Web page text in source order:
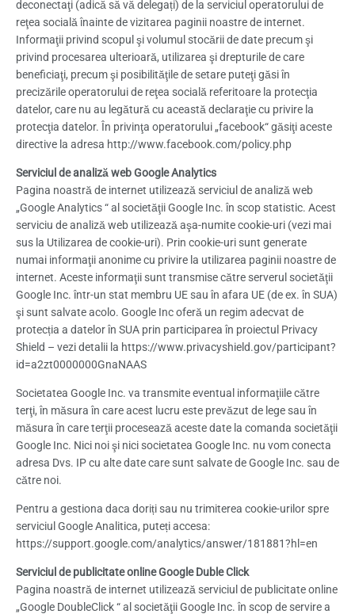
deconectaţi (adică să vă delegați) de la serviciul operatorului de
reţea socială înainte de vizitarea paginii noastre de internet.
Informaţii privind scopul şi volumul stocării de date precum şi
privind procesarea ulterioară, utilizarea şi drepturile de care
beneficiaţi, precum şi posibilităţile de setare puteţi găsi în
precizările operatorului de reţea socială referitoare la protecţia
datelor, care nu au legătură cu această declaraţie cu privire la
protecţia datelor. În privinţa operatorului „facebook“ găsiţi aceste
directive la adresa http://www.facebook.com/policy.php
Serviciul de analiză web Google Analytics
Pagina noastră de internet utilizează serviciul de analiză web
„Google Analytics “ al societăţii Google Inc. în scop statistic. Acest
serviciu de analiză web utilizează aşa-numite cookie-uri (vezi mai
sus la Utilizarea de cookie-uri). Prin cookie-uri sunt generate
numai informaţii anonime cu privire la utilizarea paginii noastre de
internet. Aceste informaţii sunt transmise către serverul societăţii
Google Inc. într-un stat membru UE sau în afara UE (de ex. în SUA)
şi sunt salvate acolo. Google Inc oferă un regim adecvat de
protecția a datelor în SUA prin participarea în proiectul Privacy
Shield – vezi detalii la https://www.privacyshield.gov/participant?
id=a2zt0000000GnaNAAS
Societatea Google Inc. va transmite eventual informaţiile către
terţi, în măsura în care acest lucru este prevăzut de lege sau în
măsura în care terţii procesează aceste date la comanda societăţii
Google Inc. Nici noi şi nici societatea Google Inc. nu vom conecta
adresa Dvs. IP cu alte date care sunt salvate de Google Inc. sau de
către noi.
Pentru a gestiona daca doriți sau nu trimiterea cookie-urilor spre
serviciul Google Analitica, puteți accesa:
https://support.google.com/analytics/answer/181881?hl=en
Serviciul de publicitate online Google Duble Click
Pagina noastră de internet utilizează serviciul de publicitate online
„Google DoubleClick “ al societăţii Google Inc. în scop de servire a